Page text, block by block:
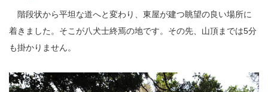
階段状から平坦な道へと変わり、東屋が建つ眺望の良い場所に
着きました。そこが八犬士終焉の地です。その先、山頂までは5分
も掛かりません。